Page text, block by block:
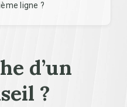
ligne ?
d’un
?